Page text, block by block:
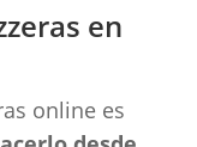
en
online es